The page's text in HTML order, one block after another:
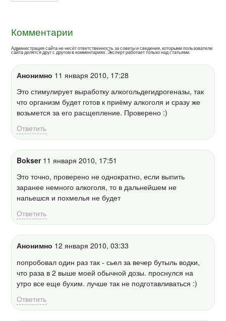
Комментарии
Администрация сайта не несёт ответственность за советы и сведения, которыми пользователи
сайта делятся друг с другом в комментариях. Эксперт работает только над статьями.
Анонимно 11 января 2010, 17:28
Это стимулирует выработку алкогольдегидрогеназы, так
что организм будет готов к приёму алкоголя и сразу же
возьмется за его расщепление. Проверено :)
Ответить
Bokser11 января 2010, 17:51
Это точно, проверено не однократно, если выпить
заранее немного алкоголя, то в дальнейшем не
напьешся и похмелья не будет
Ответить
Анонимно 12 января 2010, 03:33
попробовал один раз так - сьел за вечер бутыль водки,
что раза в 2 выше моей обычной дозы. проснулся на
утро все еще бухим. лучше так не подготавливаться :)
Ответить